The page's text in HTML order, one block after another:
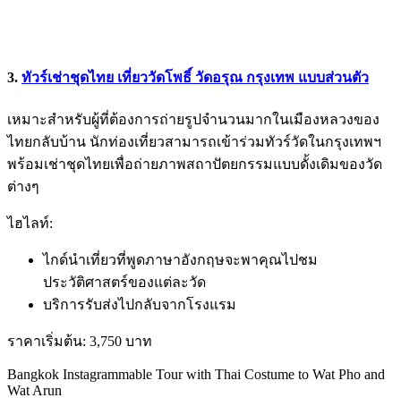
3. ทัวร์เช่าชุดไทย เที่ยววัดโพธิ์ วัดอรุณ กรุงเทพ แบบส่วนตัว
เหมาะสำหรับผู้ที่ต้องการถ่ายรูปจำนวนมากในเมืองหลวงของ
ไทยกลับบ้าน นักท่องเที่ยวสามารถเข้าร่วมทัวร์วัดในกรุงเทพฯ
พร้อมเช่าชุดไทยเพื่อถ่ายภาพสถาปัตยกรรมแบบดั้งเดิมของวัด
ต่างๆ
ไฮไลท์:
ไกด์นำเที่ยวที่พูดภาษาอังกฤษจะพาคุณไปชม
ประวัติศาสตร์ของแต่ละวัด
บริการรับส่งไปกลับจากโรงแรม
ราคาเริ่มต้น: 3,750 บาท
Bangkok Instagrammable Tour with Thai Costume to Wat Pho and
Wat Arun